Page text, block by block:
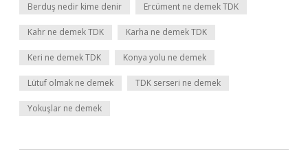
Berduş nedir kime denir Ercüment ne demek TDK
Kahr ne demek TDK Karha ne demek TDK
Keri ne demek TDK Konya yolu ne demek
Lütuf olmak ne demek TDK serseri ne demek
Yokuşlar ne demek